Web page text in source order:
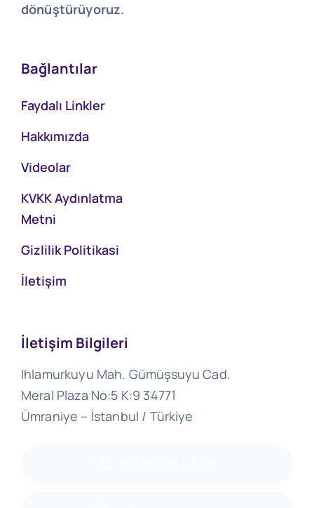
dönüştürüyoruz.
Bağlantılar
Faydalı Linkler
Hakkımızda
Videolar
KVKK Aydınlatma
Metni
Gizlilik Politikasi
İletişim
İletişim Bilgileri
Ihlamurkuyu Mah. Gümüşsuyu Cad.
Meral Plaza No:5 K:9 34771
Ümraniye – İstanbul / Türkiye